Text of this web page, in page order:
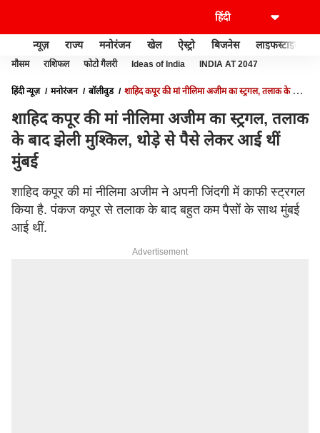
न्यूज़ राज्य मनोरंजन खेल ऐस्ट्रो बिजनेस लाइफस्टाइल
मौसम राशिफल फोटो गैलरी Ideas of India INDIA AT 2047
हिंदी न्यूज़ मनोरंजन बॉलीवुड
शाहिद कपूर की मां नीलिमा अजीम का स्ट्रगल, तलाक के बाद
शाहिद कपूर की मां नीलिमा अजीम का स्ट्रगल, तलाक
के बाद झेली मुश्किल, थोड़े से पैसे लेकर आई थीं
मुंबई
शाहिद कपूर की मां नीलिमा अजीम ने अपनी जिंदगी में काफी स्ट्रगल
किया है. पंकज कपूर से तलाक के बाद बहुत कम पैसों के साथ मुंबई
आई थीं.
Advertisement